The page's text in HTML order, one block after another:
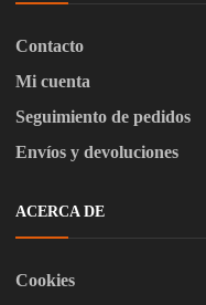
Contacto
Mi cuenta
Seguimiento de pedidos
Envíos y devoluciones
ACERCA DE
Cookies